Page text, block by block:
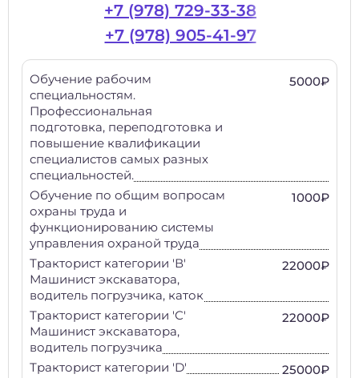
+7 (978) 729-33-38
+7 (978) 905-41-97
Обучение рабочим
специальностям.
Профессиональная
подготовка, переподготовка и
повышение квалификации
специалистов самых разных
специальностей.
5000₽
Обучение по общим вопросам
охраны труда и
функционированию системы
управления охраной труда
1000₽
Тракторист категории 'В'
Машинист экскаватора,
водитель погрузчика, каток
22000₽
Тракторист категории 'С'
Машинист экскаватора,
водитель погрузчика
22000₽
Тракторист категории 'D'
25000₽